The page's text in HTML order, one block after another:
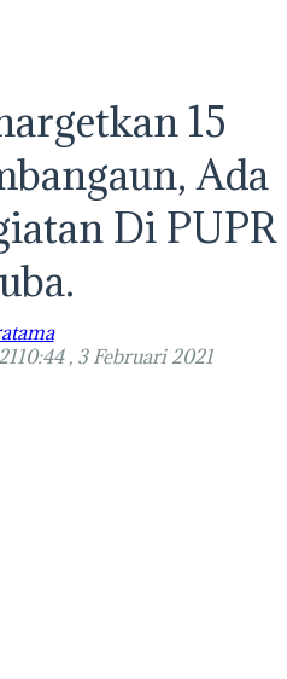
15
Ada
Di PUPR
10:44 , 3 Februari 2021